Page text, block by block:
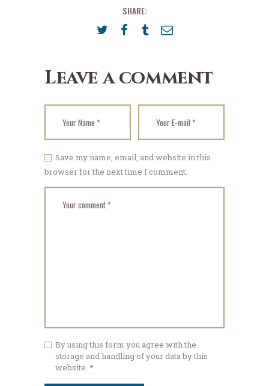
SHARE:
Leave a comment
Save my name, email, and website in this
browser for the next time I comment.
By using this form you agree with the
storage and handling of your data by this
website. *